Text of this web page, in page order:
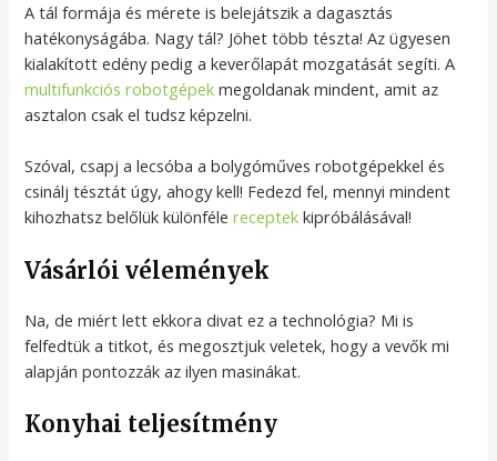
A tál formája és mérete is belejátszik a dagasztás
hatékonyságába. Nagy tál? Jöhet több tészta! Az ügyesen
kialakított edény pedig a keverőlapát mozgatását segíti. A
multifunkciós robotgépek megoldanak mindent, amit az
asztalon csak el tudsz képzelni.
Szóval, csapj a lecsóba a bolygóműves robotgépekkel és
csinálj tésztát úgy, ahogy kell! Fedezd fel, mennyi mindent
kihozhatsz belőlük különfélereceptek kipróbálásával!
Vásárlói vélemények
Na, de miért lett ekkora divat ez a technológia? Mi is
felfedtük a titkot, és megosztjuk veletek, hogy a vevők mi
alapján pontozzák az ilyen masinákat.
Konyhai teljesítmény